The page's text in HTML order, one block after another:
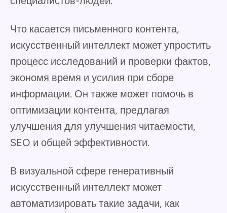
Что касается письменного контента,
искусственный интеллект может упростить
процесс исследований и проверки фактов,
экономя время и усилия при сборе
информации. Он также может помочь в
оптимизации контента, предлагая
улучшения для улучшения читаемости,
SEO и общей эффективности.
В визуальной сфере генеративный
искусственный интеллект может
автоматизировать такие задачи, как